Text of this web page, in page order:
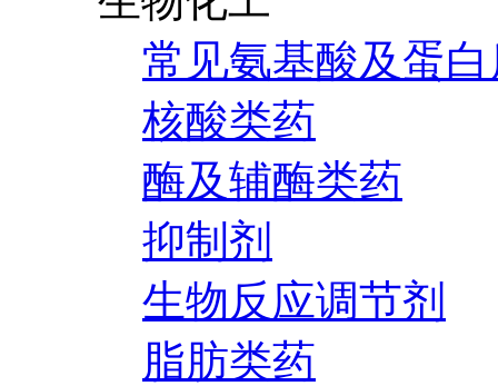
常见氨基酸及蛋
核酸类药
酶及辅酶类药
抑制剂
生物反应调节剂
脂肪类药